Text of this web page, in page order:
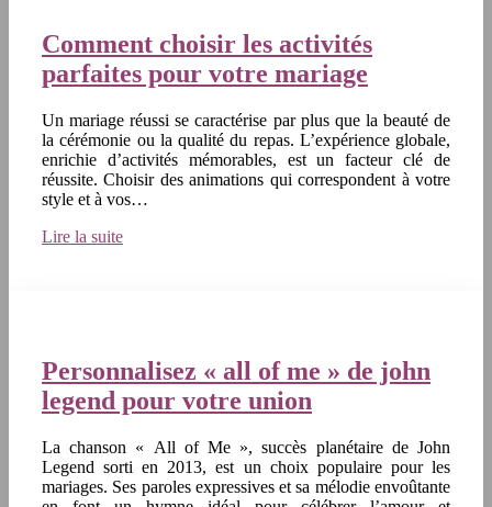
Comment choisir les activités
parfaites pour votre mariage
Un mariage réussi se caractérise par plus que la beauté de
la cérémonie ou la qualité du repas. L’expérience globale,
enrichie d’activités mémorables, est un facteur clé de
réussite. Choisir des animations qui correspondent à votre
style et à vos…
Lire la suite
Personnalisez « all of me » de john
legend pour votre union
La chanson « All of Me », succès planétaire de John
Legend sorti en 2013, est un choix populaire pour les
mariages. Ses paroles expressives et sa mélodie envoûtante